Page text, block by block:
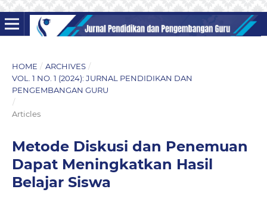
HOME / ARCHIVES /
VOL. 1 NO. 1 (2024): JURNAL PENDIDIKAN DAN
PENGEMBANGAN GURU
/
Articles
Metode Diskusi dan Penemuan
Dapat Meningkatkan Hasil
Belajar Siswa